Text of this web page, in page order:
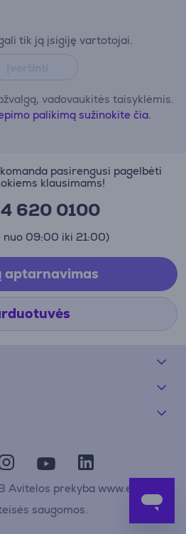
tik ją įsigiję vartotojai.
vadovaukitės taisyklėmis.
palikimą sužinokite čia.
pasirengusi pagelbėti
klausimams!
620 0100
nuo 09:00 iki 21:00)
aptarnavimas
prekyba www.elesen.lt
saugomos.